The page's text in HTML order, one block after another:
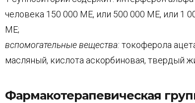
человека 150 000 МЕ, или 500 000 МЕ, или 1
МЕ;
вспомогательные вещества: токоферола
масляный, кислота аскорбиновая, твердый
Фармакотерапевическая